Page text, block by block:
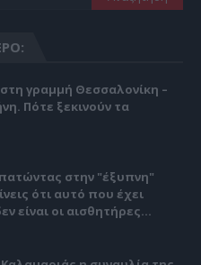
γραμμή Θεσσαλονίκη –
Πότε ξεκινούν τα
στην "έξυπνη"
ότι αυτό που έχει
είναι οι αισθητήρες...